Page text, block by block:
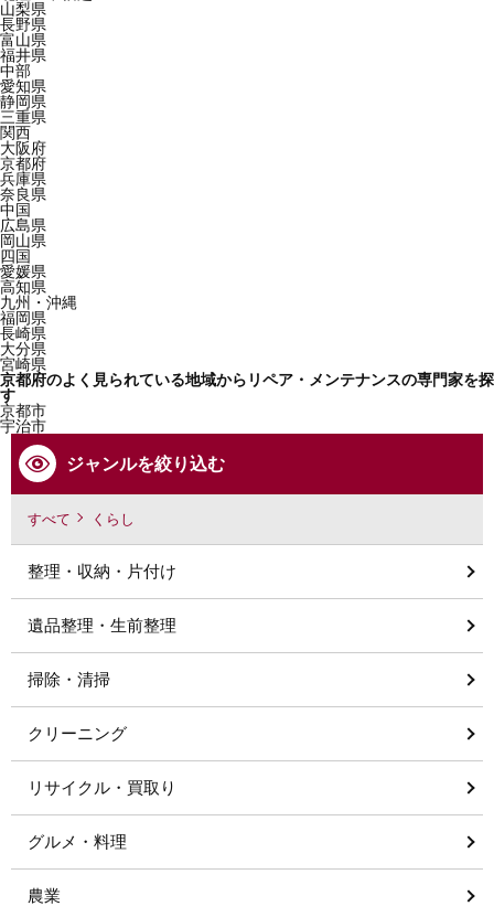
山梨県
長野県
富山県
福井県
中部
愛知県
静岡県
三重県
関西
大阪府
京都府
兵庫県
奈良県
中国
広島県
岡山県
四国
愛媛県
高知県
九州・沖縄
福岡県
長崎県
大分県
宮崎県
京都府のよく見られている地域からリペア・メンテナンスの専門家を探
す
京都市
宇治市
ジャンルを絞り込む
すべて くらし
整理・収納・片付け
遺品整理・生前整理
掃除・清掃
クリーニング
リサイクル・買取り
グルメ・料理
農業